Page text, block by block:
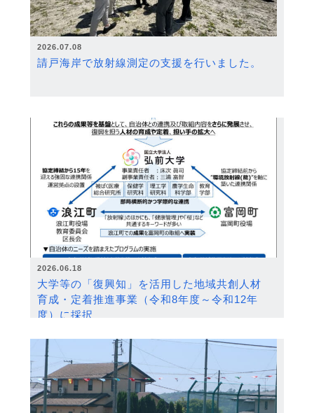
2026.07.08
請戸海岸で放射線測定の支援を行いました。
2026.06.18
大学等の「復興知」を活用した地域共創人材
育成・定着推進事業（令和8年度～令和12年
度）に採択